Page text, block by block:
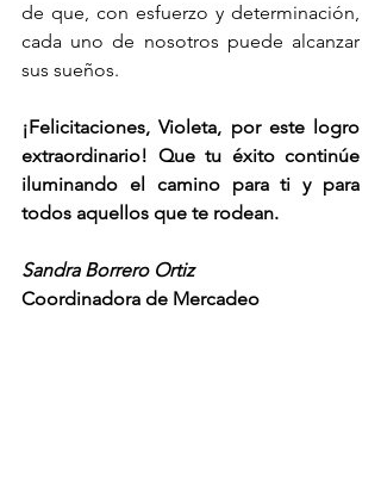
de que, con esfuerzo y determinación,
cada uno de nosotros puede alcanzar
sus sueños.
¡Felicitaciones, Violeta, por este logro
extraordinario! Que tu éxito continúe
iluminando el camino para ti y para
todos aquellos que te rodean.
Sandra Borrero Ortiz
Coordinadora de Mercadeo